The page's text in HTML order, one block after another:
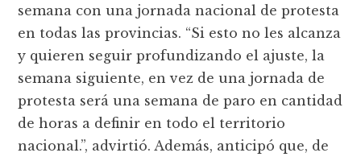
semana con una jornada nacional de protesta
en todas las provincias. “Si esto no les alcanza
y quieren seguir profundizando el ajuste, la
semana siguiente, en vez de una jornada de
protesta será una semana de paro en cantidad
de horas a definir en todo el territorio
nacional.”, advirtió. Además, anticipó que, de